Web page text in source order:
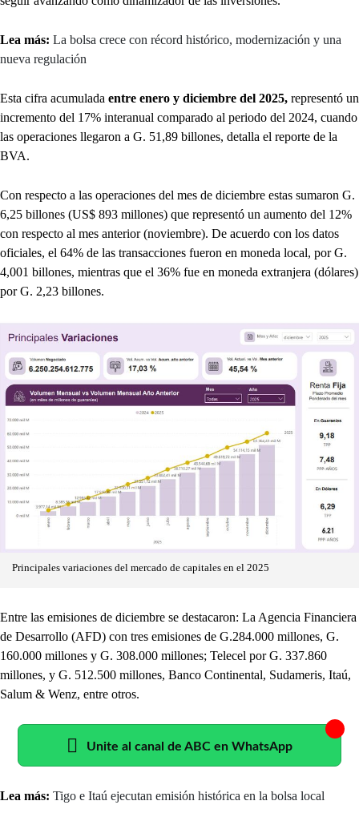
Lea más: La bolsa crece con récord histórico, modernización y una
nueva regulación
Esta cifra acumulada entre enero y diciembre del 2025, representó un
incremento del 17% interanual comparado al periodo del 2024, cuando
las operaciones llegaron a G. 51,89 billones, detalla el reporte de la
BVA.
Con respecto a las operaciones del mes de diciembre estas sumaron G.
6,25 billones (US$ 893 millones) que representó un aumento del 12%
con respecto al mes anterior (noviembre). De acuerdo con los datos
oficiales, el 64% de las transacciones fueron en moneda local, por G.
4,001 billones, mientras que el 36% fue en moneda extranjera (dólares)
por G. 2,23 billones.
Principales variaciones del mercado de capitales en el 2025
Entre las emisiones de diciembre se destacaron: La Agencia Financiera
de Desarrollo (AFD) con tres emisiones de G.284.000 millones, G.
160.000 millones y G. 308.000 millones; Telecel por G. 337.860
millones, y G. 512.500 millones, Banco Continental, Sudameris, Itaú,
Salum & Wenz, entre otros.
Unite al canal de ABC en WhatsApp
Lea más: Tigo e Itaú ejecutan emisión histórica en la bolsa local